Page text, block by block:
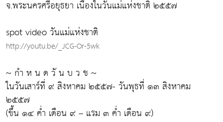
จ.พระนครศรีอยุธยา เนื่องในวันแม่แห่งชาติ ๒๕๕๗
spot video วันแม่แห่งชาติ
http://youtu.be/_JCG-Or-5wk
~ กำ ห น ด วั น บ ว ช ~
ในวันเสาร์ที่ ๙ สิงหาคม ๒๕๕๗- วันพุธที่ ๑๓ สิงหาคม
๒๕๕๗
(ขึ้น ๑๔ ค่ำ เดือน ๙ – แรม ๓ ค่ำ เดือน ๙)